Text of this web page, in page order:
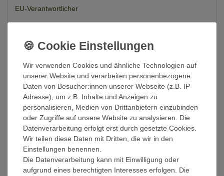
EU-Verantwortlicher
TOP ! Dieses Waschbecken zählt bei unseren Kunden zu den
meist gekauften Waschbecken aus unserem Angebot !
Exklusives Aufsatzwaschbecken aus Flussstein - Natur
belassen / unbehandelt !
Das zeitlos moderne Aufsatzwaschbecken wird in liebevoller
Handarbeit in Indonesien gefertigt. Die Natursteine werden von
innen so ausgehöhlt und glatt poliert, dass Wasser und
Seifenreste gut ablaufen und das Waschbecken so ideal zu
reinigen ist. Dabei wird die individuelle Form des Steins
beibehalten. So sticht das Handwaschbecken deutlich hervor von
üblichen ovalen Keramikwaschbecken. Während die polierte
Innenfläche des Waschbeckens die einzigartigen Marmorierungen
Wir verwenden Cookies und ähnliche Technologien auf
unserer Website und verarbeiten personenbezogene
Daten von Besucher:innen unserer Webseite (z.B. IP-
Adresse), um z.B. Inhalte und Anzeigen zu
personalisieren, Medien von Drittanbietern einzubinden
oder Zugriffe auf unsere Website zu analysieren. Die
Datenverarbeitung erfolgt erst durch gesetzte Cookies.
Wir teilen diese Daten mit Dritten, die wir in den
Einstellungen benennen.
Die Datenverarbeitung kann mit Einwilligung oder
aufgrund eines berechtigten Interesses erfolgen. Die